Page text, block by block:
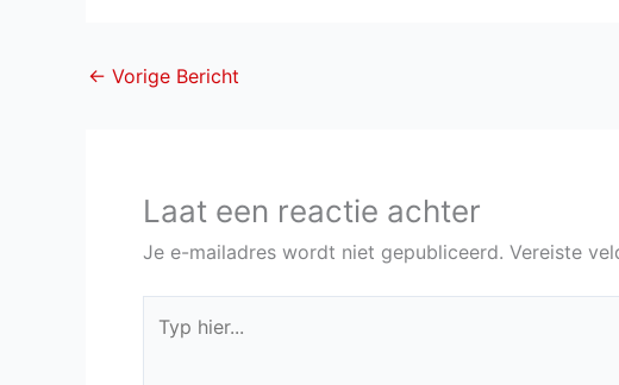
← Vorige Bericht
Laat een reactie achter
Je e-mailadres wordt niet gepubliceerd. Vereiste
hier...